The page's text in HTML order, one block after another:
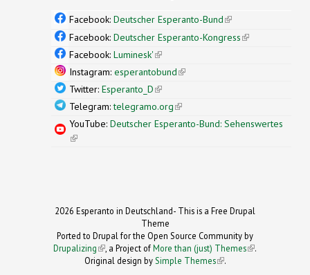
Facebook: Deutscher Esperanto-Bund(link is
external)
Facebook: Deutscher Esperanto-Kongress(link is
Facebook: Luminesk'(link is external)
Instagram: esperantobund(link is external)
Twitter: Esperanto_D(link is external)
Telegram:telegramo.org(link is external)
YouTube: Deutscher Esperanto-Bund: Sehenswertes
(link is external)
2026 Esperanto in Deutschland- This is a Free Drupal
Theme
Ported to Drupal for the Open Source Community by
Drupalizing(link is external)
, a Project ofMore than (just) Themes (link is
.
Original design by Simple Themes
(link is
.